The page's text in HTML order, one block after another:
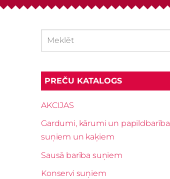
PREČU KATALOGS
AKCIJAS
Gardumi, kārumi un papildbarība
suņiem un kaķiem
Sausā barība suņiem
Konservi suņiem